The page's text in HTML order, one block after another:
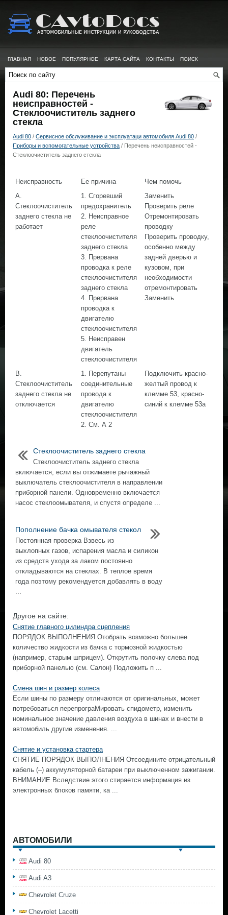
ГЛАВНАЯ НОВОЕ ПОПУЛЯРНОЕ КАРТА САЙТА КОНТАКТЫ ПОИСК
Audi 80: Перечень
неисправностей -
Стеклоочиститель заднего
стекла
Audi 80 / Сервисное обслуживание и эксплуатаци автомобиля Audi 80 /
Приборы и вспомогательные устройства / Перечень неисправностей -
Стеклоочиститель заднего стекла
Неисправность Ее причина
Чем помочь
А.
Стеклоочиститель
заднего стекла не
работает
1. Сгоревший
предохранитель
2. Неисправное
реле
стеклоочистителя
заднего стекла
3. Прервана
проводка к реле
стеклоочистителя
заднего стекла
4. Прервана
проводка к
двигателю
стеклоочистителя
5. Неисправен
двигатель
стеклоочистителя
Заменить
Проверить реле
Отремонтировать
проводку
Проверить проводку,
особенно между
задней дверью и
кузовом, при
необходимости
отремонтировать
Заменить
В.
Стеклоочиститель
заднего стекла не
отключается
1. Перепутаны
соединительные
провода к
двигателю
стеклоочистителя
2. См. А 2
Подключить красно-
желтый провод к
клемме 53, красно-
синий к клемме 53а
Стеклоочиститель заднего стекла
Стеклоочиститель заднего стекла
включается, если вы отжимаете рычажный
выключатель стеклоочистителя в направлении
приборной панели. Одновременно включается
насос стеклоомывателя, и спустя определе ...
Пополнение бачка омывателя стекол
Постоянная проверка Взвесь из
выхлопных газов, испарения масла и силикон
из средств ухода за лаком постоянно
откладываются на стеклах. В теплое время
года поэтому рекомендуется добавлять в воду
...
Другое на сайте:
Снятие главного цилиндра сцепления
ПОРЯДОК ВЫПОЛНЕНИЯ Отобрать возможно большее
количество жидкости из бачка с тормозной жидкостью
(например, старым шприцем). Открутить полочку слева под
приборной панелью (см. Салон) Подложить п ...
Смена шин и размер колеса
Если шины по размеру отличаются от оригинальных, может
потребоваться перепрограМировать спидометр, изменить
номинальное значение давления воздуха в шинах и внести в
автомобиль другие изменения. ...
Снятие и установка стартера
СНЯТИЕ ПОРЯДОК ВЫПОЛНЕНИЯ Отсоедините отрицательный
кабель (–) аккумуляторной батареи при выключенном зажигании.
ВНИМАНИЕ Вследствие этого стирается информация из
электронных блоков памяти, ка ...
АВТОМОБИЛИ
Audi 80
Audi A3
Chevrolet Cruze
Chevrolet Lacetti